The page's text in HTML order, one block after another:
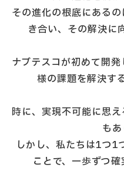
その進化の根底にある
き合い、その解決に
ナブテスコが初めて開
様の課題を解決す
時に、実現不可能に思
もあ
しかし、私たちは1つ1
ことで、一歩ずつ確